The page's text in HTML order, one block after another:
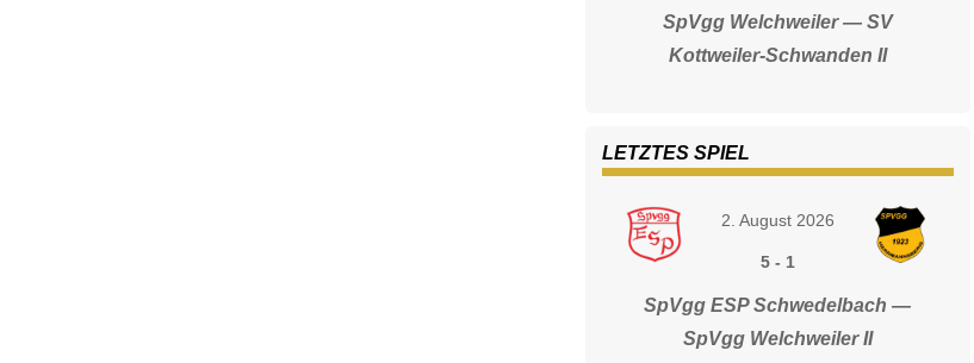
SpVgg Welchweiler — SV
Kottweiler-Schwanden II
LETZTES SPIEL
2. August 2026
5- 1
SpVgg ESP Schwedelbach —
SpVgg Welchweiler II